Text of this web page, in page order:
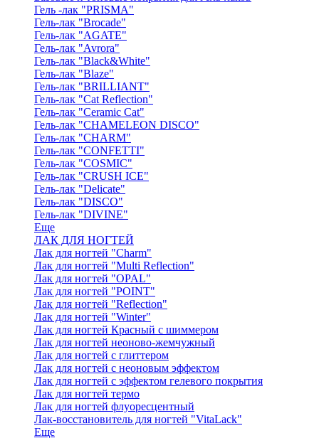
Гель -лак "PRISMA"
Гель-лак "Brocade"
Гель-лак "AGATE"
Гель-лак "Avrora"
Гель-лак "Black&White"
Гель-лак "Blaze"
Гель-лак "BRILLIANT"
Гель-лак "Cat Reflection"
Гель-лак "Ceramic Cat"
Гель-лак "CHAMELEON DISCO"
Гель-лак "CHARM"
Гель-лак "CONFETTI"
Гель-лак "COSMIC"
Гель-лак "CRUSH ICE"
Гель-лак "Delicate"
Гель-лак "DISCO"
Гель-лак "DIVINE"
Еще
ЛАК ДЛЯ НОГТЕЙ
Лак для ногтей "Charm"
Лак для ногтей "Multi Reflection"
Лак для ногтей "OPAL"
Лак для ногтей "POINT"
Лак для ногтей "Reflection"
Лак для ногтей "Winter"
Лак для ногтей Красный с шиммером
Лак для ногтей неоново-жемчужный
Лак для ногтей с глиттером
Лак для ногтей с неоновым эффектом
Лак для ногтей с эффектом гелевого покрытия
Лак для ногтей термо
Лак для ногтей флуоресцентный
Лак-восстановитель для ногтей "VitaLack"
Еще